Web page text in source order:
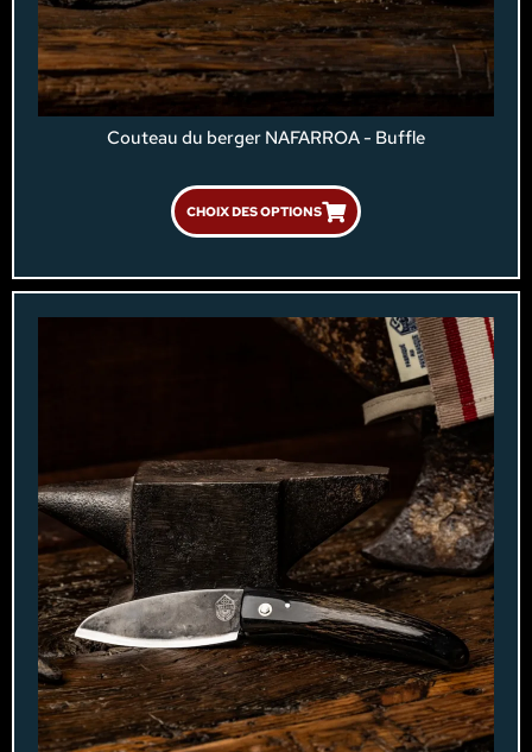
Couteau du berger NAFARROA - Buffle
CHOIX DES OPTIONS